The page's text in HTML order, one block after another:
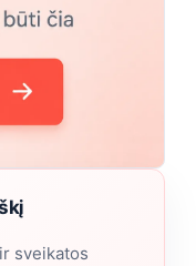
sveikatos